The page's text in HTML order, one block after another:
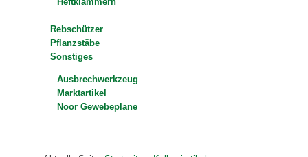
Rebschützer
Pflanzstäbe
Sonstiges
Ausbrechwerkzeug
Marktartikel
Noor Gewebeplane